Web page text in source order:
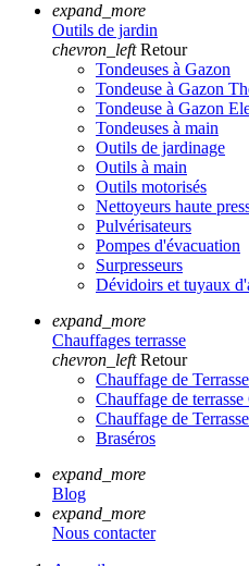
expand_more
Outils de jardin
chevron_left Retour
Tondeuses à Gazon
Tondeuse à Gazon
Tondeuse à Gazon
Tondeuses à main
Outils de jardinage
Outils à main
Outils motorisés
Nettoyeurs haute
Pulvérisateurs
Pompes d'évacuation
Surpresseurs
Dévidoirs et tuyaux
expand_more
Chauffages terrasse
chevron_left Retour
Chauffage de
Chauffage de terrasse
Chauffage de
Braséros
expand_more
Blog
expand_more
Nous contacter